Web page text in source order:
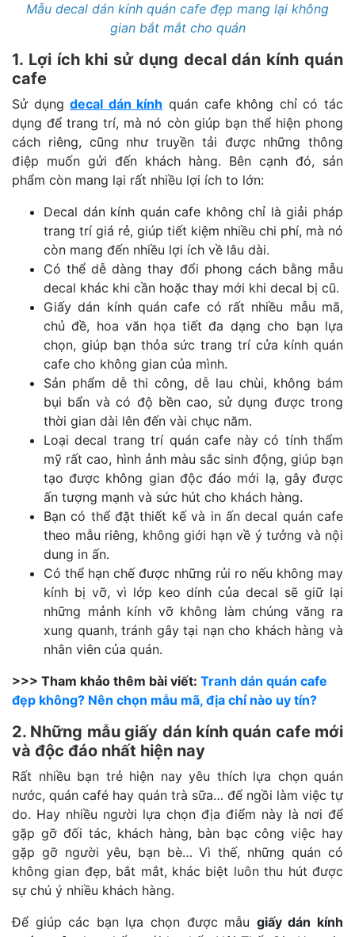
Mẫu decal dán kính quán cafe đẹp mang lại không
gian bắt mắt cho quán
1. Lợi ích khi sử dụng decal dán kính quán
cafe
Sử dụngdecal dán kính quán cafe không chỉ có tác
dụng để trang trí, mà nó còn giúp bạn thể hiện phong
cách riêng, cũng như truyền tải được những thông
điệp muốn gửi đến khách hàng. Bên cạnh đó, sản
phẩm còn mang lại rất nhiều lợi ích to lớn:
Decal dán kính quán cafe không chỉ là giải pháp
trang trí giá rẻ, giúp tiết kiệm nhiều chi phí, mà nó
còn mang đến nhiều lợi ích về lâu dài.
Có thể dễ dàng thay đổi phong cách bằng mẫu
decal khác khi cần hoặc thay mới khi decal bị cũ.
Giấy dán kính quán cafe có rất nhiều mẫu mã,
chủ đề, hoa văn họa tiết đa dạng cho bạn lựa
chọn, giúp bạn thỏa sức trang trí cửa kính quán
cafe cho không gian của mình.
Sản phẩm dễ thi công, dễ lau chùi, không bám
bụi bẩn và có độ bền cao, sử dụng được trong
thời gian dài lên đến vài chục năm.
Loại decal trang trí quán cafe này có tính thẩm
mỹ rất cao, hình ảnh màu sắc sinh động, giúp bạn
tạo được không gian độc đáo mới lạ, gây được
ấn tượng mạnh và sức hút cho khách hàng.
Bạn có thể đặt thiết kế và in ấn decal quán cafe
theo mẫu riêng, không giới hạn về ý tưởng và nội
dung in ấn.
Có thể hạn chế được những rủi ro nếu không may
kính bị vỡ, vì lớp keo dính của decal sẽ giữ lại
những mảnh kính vỡ không làm chúng văng ra
xung quanh, tránh gây tại nạn cho khách hàng và
nhân viên của quán.
>>> Tham khảo thêm bài viết: Tranh dán quán cafe
đẹp không? Nên chọn mẫu mã, địa chỉ nào uy tín?
2. Những mẫu giấy dán kính quán cafe mới
và độc đáo nhất hiện nay
Rất nhiều bạn trẻ hiện nay yêu thích lựa chọn quán
nước, quán café hay quán trà sữa… để ngồi làm việc tự
do. Hay nhiều người lựa chọn địa điểm này là nơi để
gặp gỡ đối tác, khách hàng, bàn bạc công việc hay
gặp gỡ người yêu, bạn bè… Vì thế, những quán có
không gian đẹp, bắt mắt, khác biệt luôn thu hút được
sự chú ý nhiều khách hàng.
Để giúp các bạn lựa chọn được mẫu giấy dán kính